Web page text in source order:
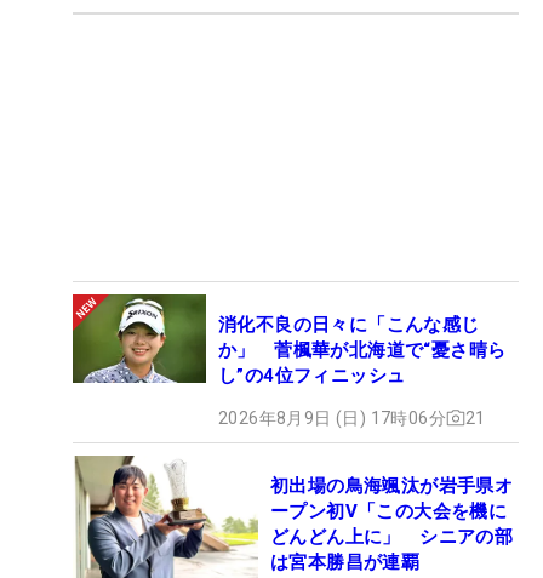
消化不良の日々に「こんな感じ
か」 菅楓華が北海道で“憂さ晴ら
し”の4位フィニッシュ
2026年8月9日 (日) 17時06分 21
初出場の鳥海颯汰が岩手県オ
ープン初V「この大会を機に
どんどん上に」 シニアの部
は宮本勝昌が連覇